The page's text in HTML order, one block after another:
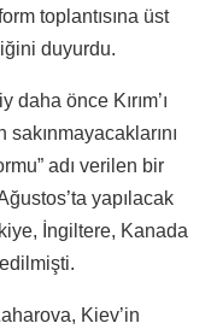
toplantısına üst
duyurdu.
önce Kırım’ı
adı verilen bir
yapılacak
İngiltere, Kanada
Kiev’in